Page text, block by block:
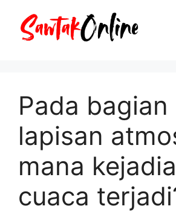
Pada bagian
lapisan
mana
cuaca